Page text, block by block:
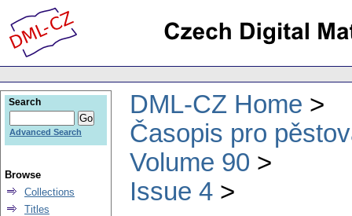
DML-CZ Home
Časopis pro
Volume 90
Issue 4
Search
Advanced Search
Browse
Collections
Titles